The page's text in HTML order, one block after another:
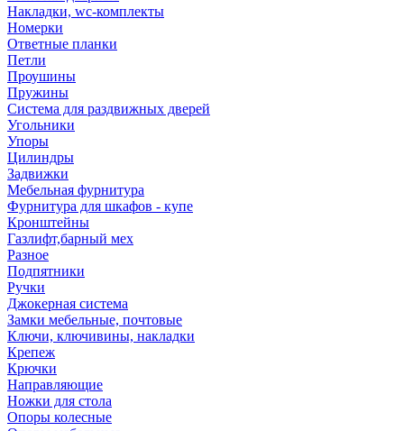
Накладки, wc-комплекты
Номерки
Ответные планки
Петли
Проушины
Пружины
Система для раздвижных дверей
Угольники
Упоры
Цилиндры
Задвижки
Мебельная фурнитура
Фурнитура для шкафов - купе
Кронштейны
Газлифт,барный мех
Разное
Подпятники
Ручки
Джокерная система
Замки мебельные, почтовые
Ключи, ключивины, накладки
Крепеж
Крючки
Направляющие
Ножки для стола
Опоры колесные